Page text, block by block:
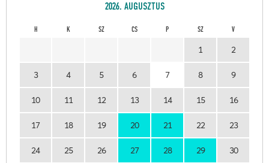
2026. AUGUSZTUS
H K SZ CS P SZ V
1 2
3 4 5 6 7 8 9
10 11 12 13 14 15 16
17 18 19 20 21 22 23
24 25 26 27 28 29 30